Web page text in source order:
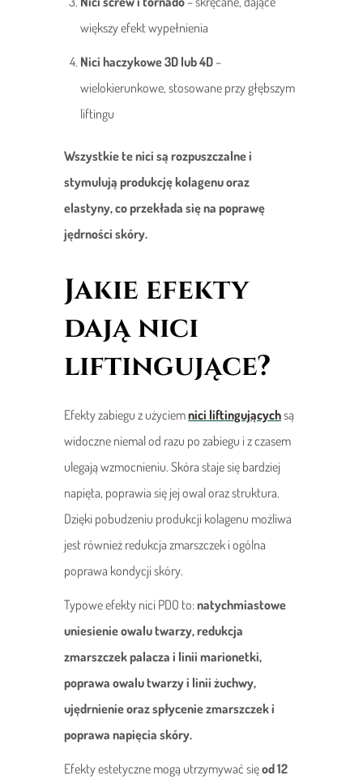
większy efekt wypełnienia
Nici haczykowe 3D lub 4D –
wielokierunkowe, stosowane przy głębszym
liftingu
Wszystkie te nici są rozpuszczalne i
stymulują produkcję kolagenu oraz
elastyny, co przekłada się na poprawę
jędrności skóry.
Jakie efekty
dają nici
liftingujące?
Efekty zabiegu z użyciemnici liftingującychsą
widoczne niemal od razu po zabiegu i z czasem
ulegają wzmocnieniu. Skóra staje się bardziej
napięta, poprawia się jej owal oraz struktura.
Dzięki pobudzeniu produkcji kolagenu możliwa
jest również redukcja zmarszczek i ogólna
poprawa kondycji skóry.
Typowe efekty nici PDO to:natychmiastowe
uniesienie owalu twarzy, redukcja
zmarszczek palacza i linii marionetki,
poprawa owalu twarzy i linii żuchwy,
ujędrnienie oraz spłycenie zmarszczek i
poprawa napięcia skóry.
Efekty estetyczne mogą utrzymywać sięod 12